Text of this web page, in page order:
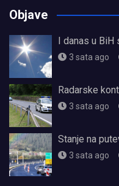
Objave
I danas u BiH
3 sata ago
Radarske
3 sata ago
Stanje na
3 sata ago